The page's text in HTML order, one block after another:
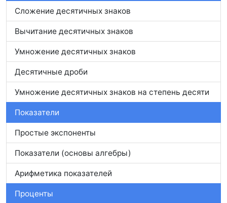
Сложение десятичных знаков
Вычитание десятичных знаков
Умножение десятичных знаков
Десятичные дроби
Умножение десятичных знаков на степень десяти
Показатели
Простые экспоненты
Показатели (основы алгебры)
Арифметика показателей
Проценты